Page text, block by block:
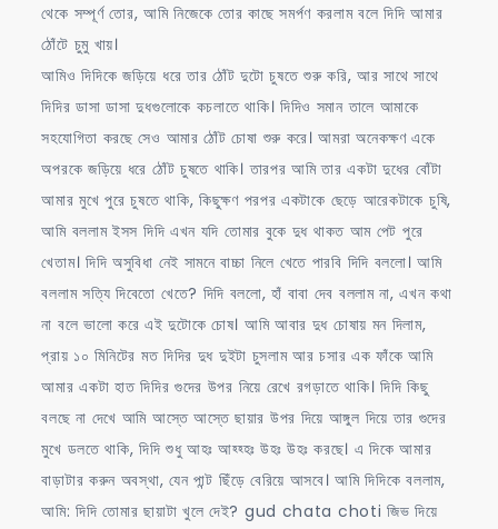
থেকে সম্পূর্ণ তোর, আমি নিজেকে তোর কাছে সমর্পণ করলাম বলে দিদি আমার
ঠোঁটে চুমু খায়।
আমিও দিদিকে জড়িয়ে ধরে তার ঠোঁট দুটো চুষতে শুরু করি, আর সাথে সাথে
দিদির ডাসা ডাসা দুধগুলোকে কচলাতে থাকি। দিদিও সমান তালে আমাকে
সহযোগিতা করছে সেও আমার ঠোঁট চোষা শুরু করে। আমরা অনেকক্ষণ একে
অপরকে জড়িয়ে ধরে ঠোঁট চুষতে থাকি। তারপর আমি তার একটা দুধের বোঁটা
আমার মুখে পুরে চুষতে থাকি, কিছুক্ষণ পরপর একটাকে ছেড়ে আরেকটাকে চুষি,
আমি বললাম ইসস দিদি এখন যদি তোমার বুকে দুধ থাকত আম পেট পুরে
খেতাম। দিদি অসুবিধা নেই সামনে বাচ্চা নিলে খেতে পারবি দিদি বললো। আমি
বললাম সত্যি দিবেতো খেতে? দিদি বললো, হাঁ বাবা দেব বললাম না, এখন কথা
না বলে ভালো করে এই দুটোকে চোষ। আমি আবার দুধ চোষায় মন দিলাম,
প্রায় ১০ মিনিটের মত দিদির দুধ দুইটা চুসলাম আর চসার এক ফাঁকে আমি
আমার একটা হাত দিদির গুদের উপর নিয়ে রেখে রগড়াতে থাকি। দিদি কিছু
বলছে না দেখে আমি আস্তে আস্তে ছায়ার উপর দিয়ে আঙ্গুল দিয়ে তার গুদের
মুখে ডলতে থাকি, দিদি শুধু আহঃ আহ্হ্হঃ উহঃ উহঃ করছে। এ দিকে আমার
বাড়াটার করুন অবস্থা, যেন পান্ট ছিঁড়ে বেরিয়ে আসবে। আমি দিদিকে বললাম,
আমি: দিদি তোমার ছায়াটা খুলে দেই? gud chata choti জিভ দিয়ে